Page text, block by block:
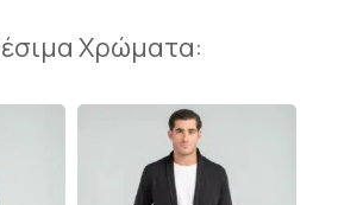
Χρώματα: